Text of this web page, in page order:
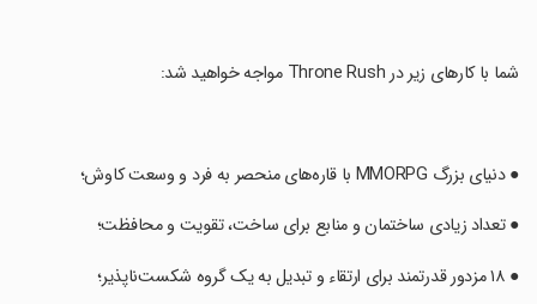
‏شما با کارهای زیر در Throne Rush مواجه خواهید شد:
‏● دنیای بزرگ MMORPG با قاره‌های منحصر به فرد و وسعت کاوش؛
‏● تعداد زیادی ساختمان و منابع برای ساخت، تقویت و محافظت؛
‏● ۱۸ مزدور قدرتمند برای ارتقاء و تبدیل به یک گروه شکست‌ناپذیر؛